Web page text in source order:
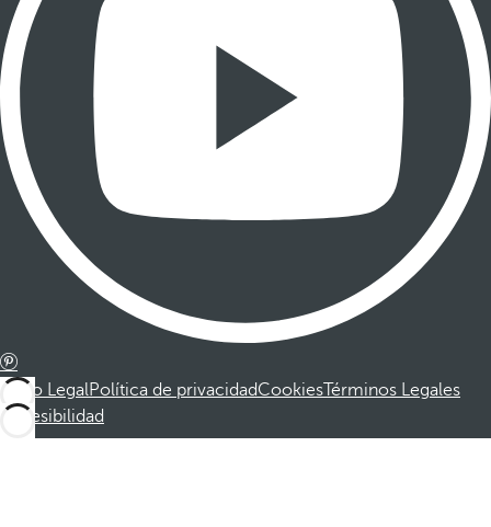
Aviso LegalPolítica de privacidadCookiesTérminos Legales
Accesibilidad